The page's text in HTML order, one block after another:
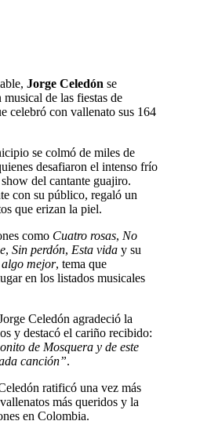
Jorge Celedón se
de las fiestas de
celebró con vallenato sus 164
se colmó de miles de
desafiaron el intenso frío
del cantante guajiro.
con su público, regaló un
que erizan la piel.
como Cuatro rosas, No
, Sin perdón, Esta vida y su
algo mejor, tema que
en los listados musicales
Celedón agradeció la
y destacó el cariño recibido:
de Mosquera y de este
canción”.
ratificó una vez más
más queridos y la
en Colombia.